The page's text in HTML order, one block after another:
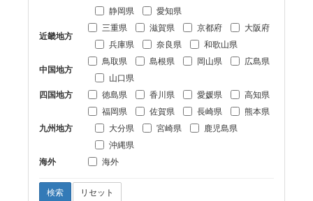
静岡県
愛知県
近畿地方
三重県 滋賀県 京都府
大阪府
兵庫県
奈良県 和歌山県
中国地方
鳥取県 島根県 岡山県
広島県
山口県
四国地方
徳島県 香川県 愛媛県 高知県
九州地方
福岡県 佐賀県 長崎県
熊本県
大分県
宮崎県
鹿児島県
沖縄県
海外
海外
検索 リセット